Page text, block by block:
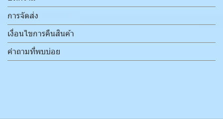
การจัดส่ง
เงื่อนไขการคืนสินค้า
คำถามที่พบบ่อย